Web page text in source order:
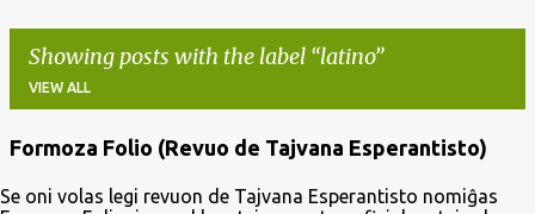
Showing posts with the label latino
VIEW ALL
o
Formoza Folio (Revuo de Tajvana Esperantisto)
Se oni volas legi revuon de Tajvana Esperantisto nomiĝas